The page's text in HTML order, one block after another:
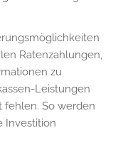
Ratenzahlungen,
zu
Leistungen
fehlen. So werden
Investition